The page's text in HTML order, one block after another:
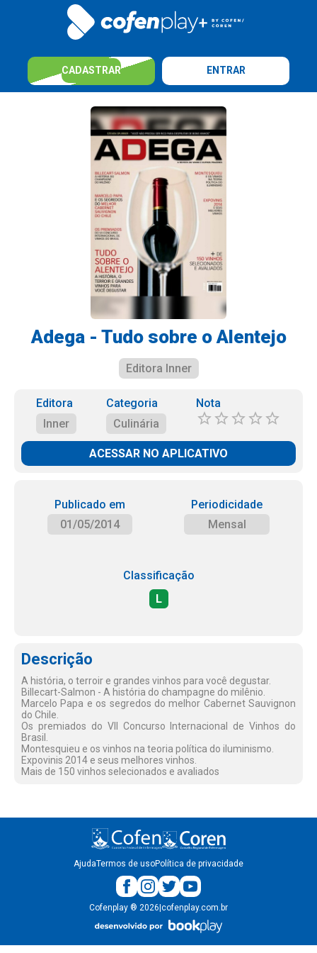
CADASTRAR ENTRAR
Adega - Tudo sobre o Alentejo
Editora Inner
Editora
Inner
Categoria
Culinária
Nota
ACESSAR NO APLICATIVO
Publicado em
01/05/2014
Periodicidade
Mensal
Classificação
L
Descrição
A história, o terroir e grandes vinhos para você degustar.
Billecart-Salmon - A história do champagne do milênio.
Marcelo Papa e os segredos do melhor Cabernet Sauvignon
do Chile.
Os premiados do VII Concurso Internacional de Vinhos do
Brasil.
Montesquieu e os vinhos na teoria política do iluminismo.
Expovinis 2014 e seus melhores vinhos.
Mais de 150 vinhos selecionados e avaliados
AjudaTermos de usoPolítica de privacidade
Cofenplay ® 2026 cofenplay.com.br